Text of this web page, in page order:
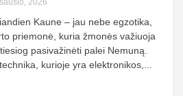
Kaune – jau nebe egzotika,
priemonė, kuria žmonės važiuoja
pasivažinėti palei Nemuną.
kurioje yra elektronikos,...